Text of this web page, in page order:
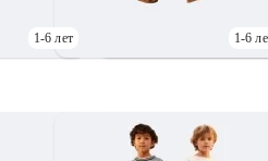
1-6 лет 1-6